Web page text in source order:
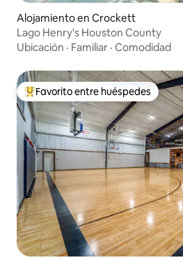
Alojamiento en Crockett
Lago Henry's Houston County
Ubicación · Familiar · Comodidad
Favorito entre huéspedes preferido
Favorito entre huéspedes